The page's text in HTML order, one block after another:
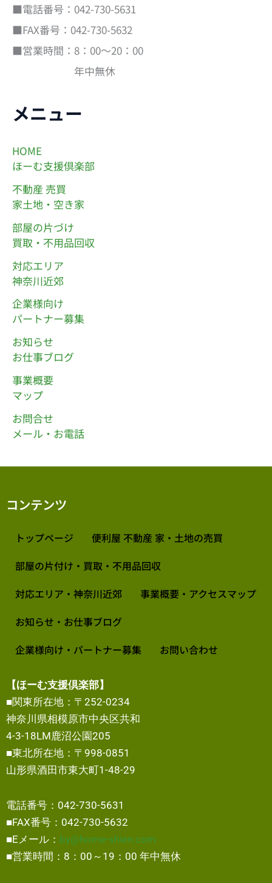
■電話番号：042-730-5631
■FAX番号：042-730-5632
■営業時間：8：00～20：00
年中無休
メニュー
HOME
ほーむ支援倶楽部
不動産 売買
家土地・空き家
部屋の片づけ
買取・不用品回収
対応エリア
神奈川近郊
企業様向け
パートナー募集
お知らせ
お仕事ブログ
事業概要
マップ
お問合せ
メール・お電話
コンテンツ
トップページ
便利屋 不動産 家・土地の売買
部屋の片付け・買取・不用品回収
対応エリア・神奈川近郊
事業概要・アクセスマップ
お知らせ・お仕事ブログ
企業様向け・パートナー募集
お問い合わせ
【ほーむ支援倶楽部】
■関東所在地：〒252-0234
神奈川県相模原市中央区共和
4-3-18LM鹿沼公園205
■東北所在地：〒998-0851
山形県酒田市東大町1-48-29
電話番号：042-730-5631
■FAX番号：042-730-5632
■Eメール： by@home-shien.com
■営業時間：8：00～19：00 年中無休